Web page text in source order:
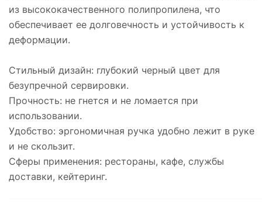
из высококачественного полипропилена, что
обеспечивает ее долговечность и устойчивость к
деформации.
Стильный дизайн: глубокий черный цвет для
безупречной сервировки.
Прочность: не гнется и не ломается при
использовании.
Удобство: эргономичная ручка удобно лежит в руке
и не скользит.
Сферы применения: рестораны, кафе, службы
доставки, кейтеринг.